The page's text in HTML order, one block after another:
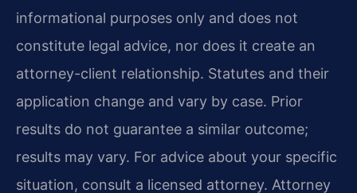
informational purposes only and does not
constitute legal advice, nor does it create an
attorney-client relationship. Statutes and their
application change and vary by case. Prior
results do not guarantee a similar outcome;
results may vary. For advice about your specific
situation, consult a licensed attorney. Attorney